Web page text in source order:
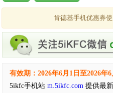
肯德基手机优惠券
有效期：2026年6月1日至2026年6
5ikfc手机站 m.5ikfc.com 提供最